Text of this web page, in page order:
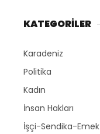
KATEGORİLER
Karadeniz
Politika
Kadın
İnsan Hakları
İşçi-Sendika-Emek